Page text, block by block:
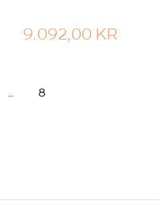
9.092,00 KR
… 8